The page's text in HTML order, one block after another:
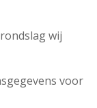
wij
voor